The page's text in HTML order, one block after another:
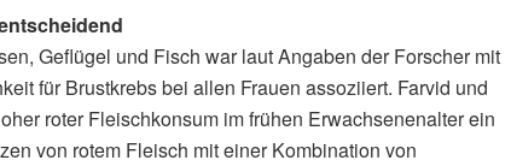
Geflügel und Fisch war laut Angaben der Forscher mit
für Brustkrebs bei allen Frauen assoziiert. Farvid und
roter Fleischkonsum im frühen Erwachsenenalter ein
von rotem Fleisch mit einer Kombination von